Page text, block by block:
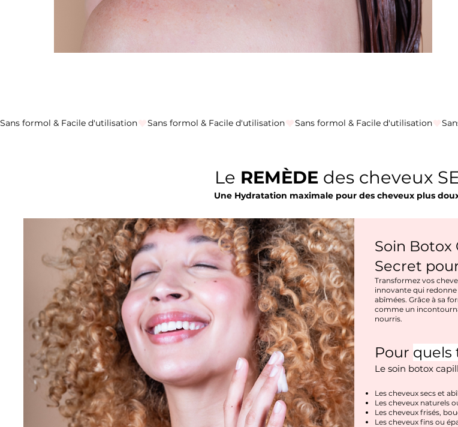
Sans formol & Facile d'utilisation
Le REMÈDE des cheveux
Une Hydratation maximale pour des cheveux plus
Soin Botox
Secret
Transformez vos
innovante qui
abîmées. Grâce à sa
comme un
nourris.
Pour quels
Le soin botox
Les cheveux secs et
Les cheveux naturels
Les cheveux frisés,
Les cheveux fins ou